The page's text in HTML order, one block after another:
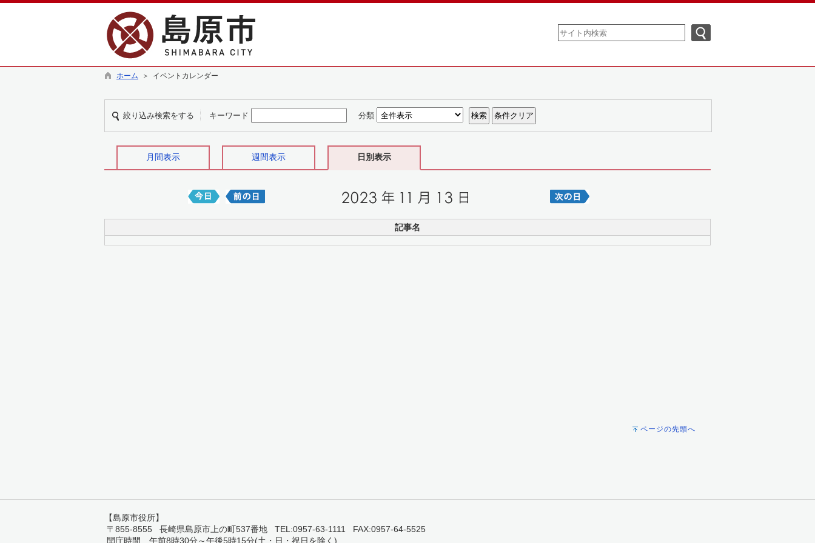
ホーム ＞ イベントカレンダー
絞り込み検索をする キーワード 分類
月間表示 週間表示 日別表示
記事名
ページの先頭へ
【島原市役所】
〒855-8555 長崎県島原市上の町537番地 TEL:0957-63-1111 FAX:0957-64-5525
開庁時間 午前8時30分～午後5時15分(土・日・祝日を除く)